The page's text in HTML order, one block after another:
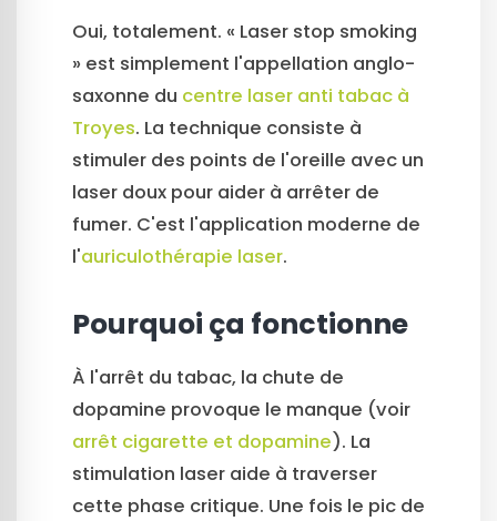
Oui, totalement. « Laser stop smoking
» est simplement l'appellation anglo-
saxonne du centre laser anti tabac à
Troyes. La technique consiste à
stimuler des points de l'oreille avec un
laser doux pour aider à arrêter de
fumer. C'est l'application moderne de
l'auriculothérapie laser.
Pourquoi ça fonctionne
À l'arrêt du tabac, la chute de
dopamine provoque le manque (voir
arrêt cigarette et dopamine). La
stimulation laser aide à traverser
cette phase critique. Une fois le pic de